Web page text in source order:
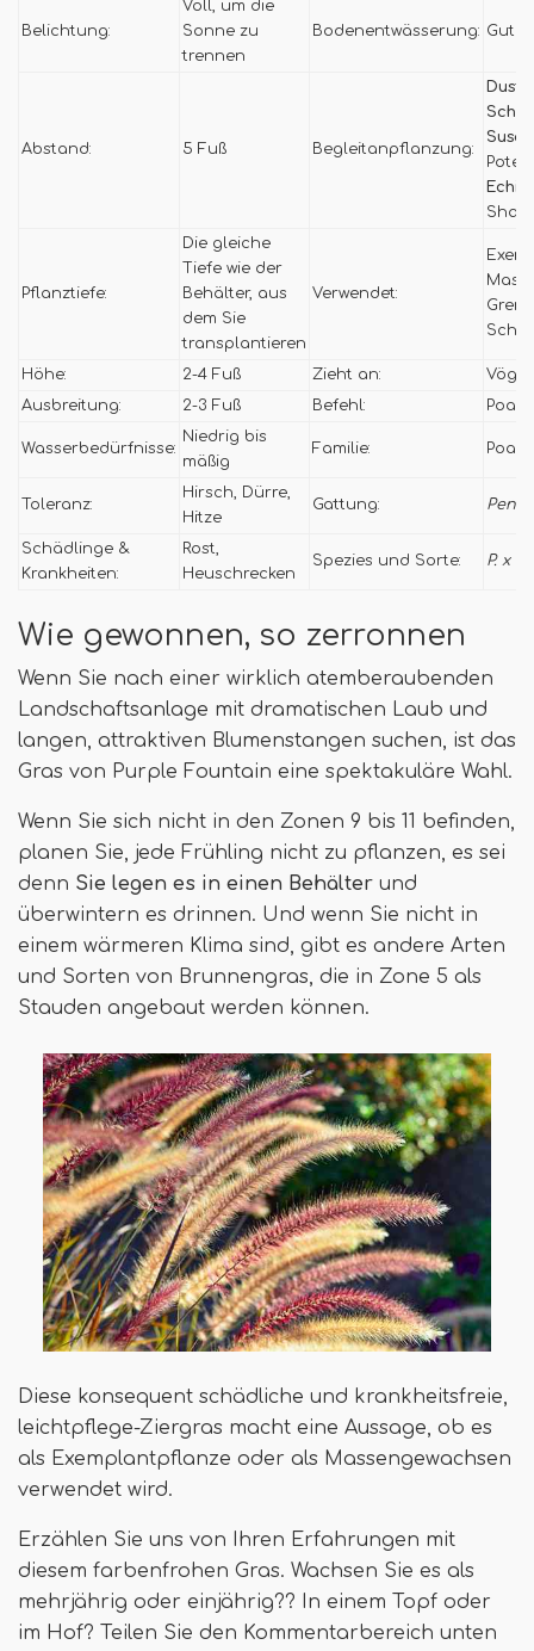
Belichtung:
Voll, um die
Sonne zu
trennen
Bodenentwässerung: Gut
Abstand: 5 Fuß Begleitanpflanzung:
Susan
Pflanztiefe:
Die gleiche
Tiefe wie der
Behälter, aus
dem Sie
transplantieren
Verwendet:
Höhe: 2-4 Fuß Zieht an:
Vögel
Ausbreitung:
2-3 Fuß Befehl:
Wasserbedürfnisse:
Niedrig bis
mäßig
Familie:
Toleranz:
Hirsch, Dürre,
Hitze
Gattung:
Schädlinge &
Krankheiten:
Rost,
Heuschrecken
Spezies und Sorte: P. x
Wie gewonnen, so zerronnen
Wenn Sie nach einer wirklich atemberaubenden
Landschaftsanlage mit dramatischen Laub und
langen, attraktiven Blumenstangen suchen, ist das
Gras von Purple Fountain eine spektakuläre Wahl.
Wenn Sie sich nicht in den Zonen 9 bis 11 befinden,
planen Sie, jede Frühling nicht zu pflanzen, es sei
denn Sie legen es in einen Behälter und
überwintern es drinnen. Und wenn Sie nicht in
einem wärmeren Klima sind, gibt es andere Arten
und Sorten von Brunnengras, die in Zone 5 als
Stauden angebaut werden können.
Diese konsequent schädliche und krankheitsfreie,
leichtpflege-Ziergras macht eine Aussage, ob es
als Exemplantpflanze oder als Massengewachsen
verwendet wird.
Erzählen Sie uns von Ihren Erfahrungen mit
diesem farbenfrohen Gras. Wachsen Sie es als
mehrjährig oder einjährig?? In einem Topf oder
im Hof? Teilen Sie den Kommentarbereich unten